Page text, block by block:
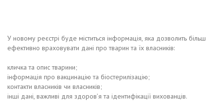
У новому реєстрі буде міститься інформація, яка дозволить більш
ефективно враховувати дані про тварин та їх власників:
кличка та опис тварини;
інформація про вакцинацію та біостерилізацію;
контакти власників чи власників;
інші дані, важливі для здоров’я та ідентифікації вихованців.